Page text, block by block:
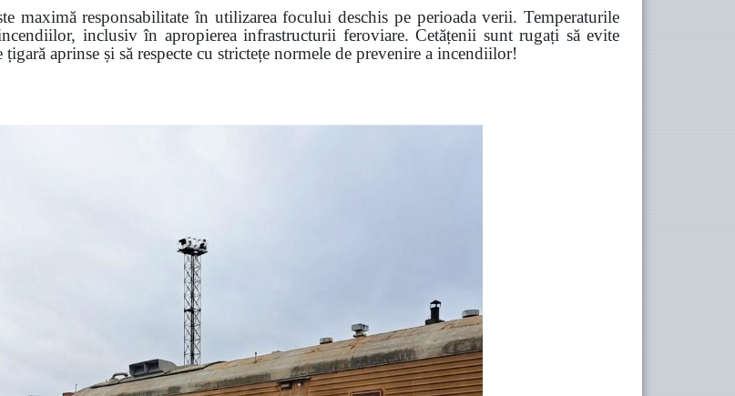
maximă responsabilitate în utilizarea focului deschis pe perioada verii. Temperaturile
inclusiv în apropierea infrastructurii feroviare. Cetățenii sunt rugați să evite
aprinse și să respecte cu strictețe normele de prevenire a incendiilor!